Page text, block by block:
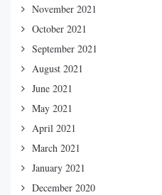
November 2021
October 2021
September 2021
August 2021
June 2021
May 2021
April 2021
March 2021
January 2021
December 2020